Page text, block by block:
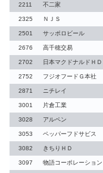
2211 不二家
2325 ＮＪＳ
2501 サッポロビール
2676 高千穂交易
2702 日本マクドナルドＨＤ
2752 フジオフードＧ本社
2871 ニチレイ
3001 片倉工業
3028 アルペン
3053 ペッパーフドサビス
3082 きちりＨＤ
3097 物語コーポレーション